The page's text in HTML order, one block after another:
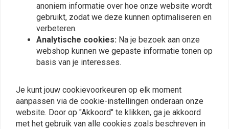
Plaats ook een review
Vergelijkbare producten
anoniem informatie over hoe onze website wordt
gebruikt, zodat we deze kunnen optimaliseren en
verbeteren.
Analytische cookies: Na je bezoek aan onze
webshop kunnen we gepaste informatie tonen op
basis van je interesses.
Je kunt jouw cookievoorkeuren op elk moment
aanpassen via de cookie-instellingen onderaan onze
website. Door op "Akkoord" te klikken, ga je akkoord
met het gebruik van alle cookies zoals beschreven in